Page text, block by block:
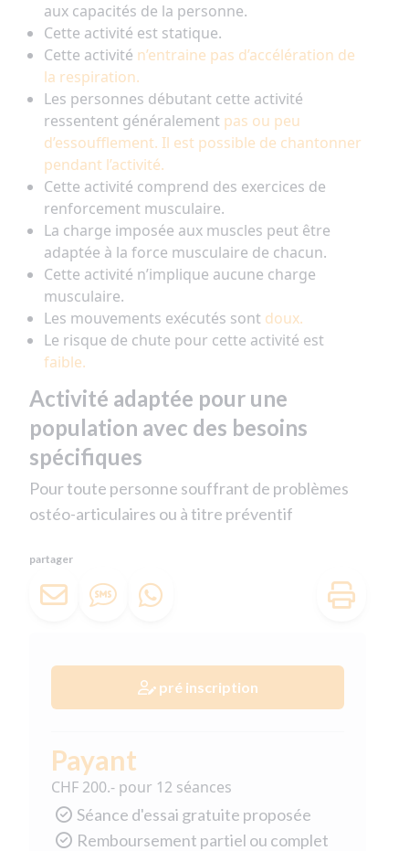
aux capacités de la personne.
Cette activité est statique.
Cette activité n’entraine pas d’accélération de
la respiration.
Les personnes débutant cette activité
ressentent généralement pas ou peu
d’essoufflement. Il est possible de chantonner
pendant l’activité.
Cette activité comprend des exercices de
renforcement musculaire.
La charge imposée aux muscles peut être
adaptée à la force musculaire de chacun.
Cette activité n’implique aucune charge
musculaire.
Les mouvements exécutés sont doux.
Le risque de chute pour cette activité est
faible.
Activité adaptée pour une
population avec des besoins
spécifiques
Pour toute personne souffrant de problèmes
ostéo-articulaires ou à titre préventif
partager
pré inscription
Payant
CHF 200.- pour 12 séances
Séance d'essai gratuite proposée
Remboursement partiel ou complet